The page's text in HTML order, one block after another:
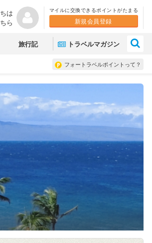
は
ら
マイルに交換できるポイントがたまる
新規会員登録
旅行記 トラベルマガジン
フォートラベルポイントって？